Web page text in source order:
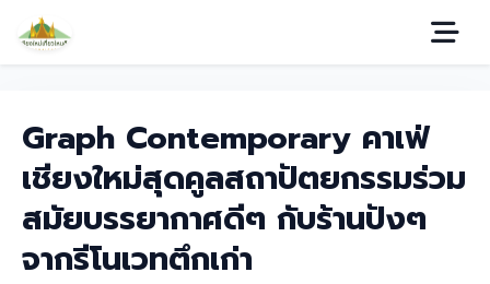
Graph Contemporary คาเฟ่
เชียงใหม่สุดคูลสถาปัตยกรรมร่วม
สมัยบรรยากาศดีๆ กับร้านปังๆ
จากรีโนเวทตึกเก่า